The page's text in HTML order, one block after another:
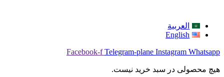
العربية
English
Facebook-f Telegram-plane Instagram Whatsapp
هیچ محصولی در سبد خرید نیست.